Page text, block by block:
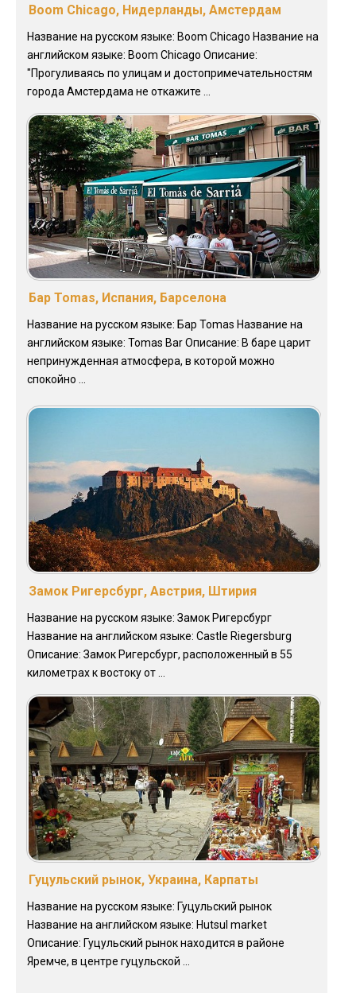
Boom Chicago, Нидерланды, Амстердам
Название на русском языке: Boom Chicago Название на
английском языке: Boom Chicago Описание:
"Прогуливаясь по улицам и достопримечательностям
города Амстердама не откажите ...
Бар Tomas, Испания, Барселона
Название на русском языке: Бар Tomas Название на
английском языке: Tomas Bar Описание: В баре царит
непринужденная атмосфера, в которой можно
спокойно ...
Замок Ригерсбург, Австрия, Штирия
Название на русском языке: Замок Ригерсбург
Название на английском языке: Castle Riegersburg
Описание: Замок Ригерсбург, расположенный в 55
километрах к востоку от ...
Гуцульский рынок, Украина, Карпаты
Название на русском языке: Гуцульский рынок
Название на английском языке: Hutsul market
Описание: Гуцульский рынок находится в районе
Яремче, в центре гуцульской ...